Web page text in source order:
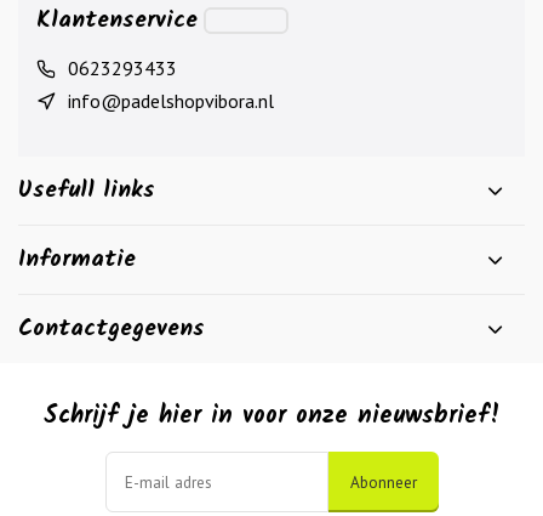
Klantenservice
0623293433
info@padelshopvibora.nl
Usefull links
Informatie
Contactgegevens
Schrijf je hier in voor onze nieuwsbrief!
Abonneer